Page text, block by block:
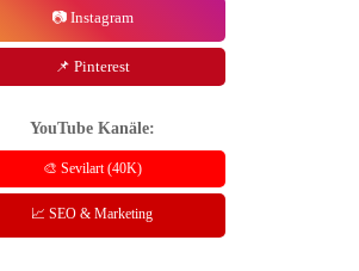
📷 Instagram
📌 Pinterest
YouTube Kanäle:
🎨 Sevilart (40K)
📈 SEO & Marketing